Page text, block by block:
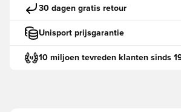
30 dagen gratis retour
Unisport prijsgarantie
10 miljoen tevreden klanten sinds